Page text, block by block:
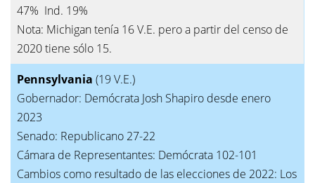
47% Ind. 19%
Nota: Michigan tenía 16 V.E. pero a partir del censo de
2020 tiene sólo 15.
Pennsylvania (19 V.E.)
Gobernador: Demócrata Josh Shapiro desde enero
2023
Senado: Republicano 27-22
Cámara de Representantes: Demócrata 102-101
Cambios como resultado de las elecciones de 2022: Los